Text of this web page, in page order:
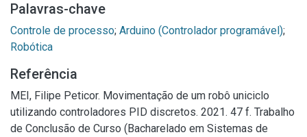
Palavras-chave
Controle de processo; Arduino (Controlador programável);
Robótica
Referência
MEI, Filipe Peticor. Movimentação de um robô uniciclo
utilizando controladores PID discretos. 2021. 47 f. Trabalho
de Conclusão de Curso (Bacharelado em Sistemas de